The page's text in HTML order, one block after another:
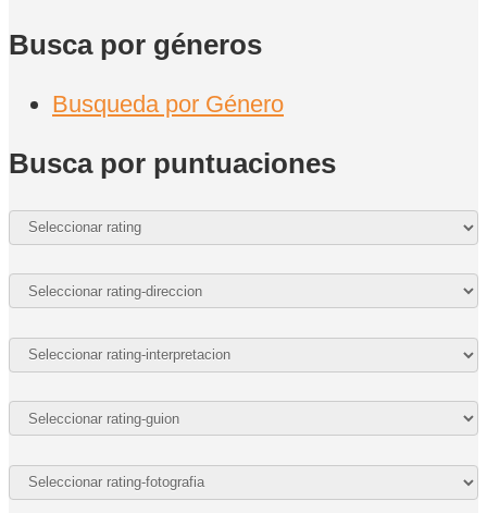
Busca por géneros
Busqueda por Género
Busca por puntuaciones